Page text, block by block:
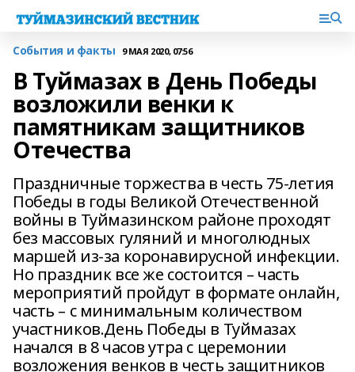
События и факты 9 МАЯ 2020, 07:56
В Туймазах в День Победы
возложили венки к
памятникам защитников
Отечества
Праздничные торжества в честь 75-летия
Победы в годы Великой Отечественной
войны в Туймазинском районе проходят
без массовых гуляний и многолюдных
маршей из-за коронавирусной инфекции.
Но праздник все же состоится – часть
мероприятий пройдут в формате онлайн,
часть – с минимальным количеством
участников.День Победы в Туймазах
начался в 8 часов утра с церемонии
возложения венков в честь защитников